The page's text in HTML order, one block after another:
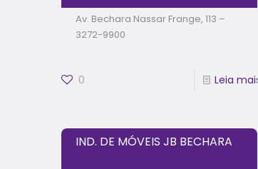
Av. Bechara Nassar Frange, 113 –
3272-9900
0 Leia mais
IND. DE MÓVEIS JB BECHARA